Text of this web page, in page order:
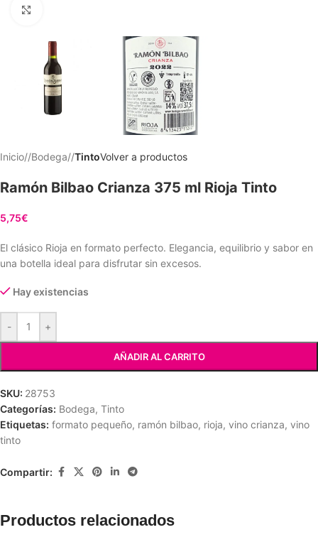
Inicio/ Bodega/ TintoVolver a productos
Ramón Bilbao Crianza 375 ml Rioja Tinto
5,75€
El clásico Rioja en formato perfecto. Elegancia, equilibrio y sabor en
una botella ideal para disfrutar sin excesos.
Hay existencias
- +
AÑADIR AL CARRITO
SKU: 28753
Categorías: Bodega, Tinto
Etiquetas: formato pequeño, ramón bilbao, rioja, vino crianza, vino
tinto
Compartir:
Productos relacionados